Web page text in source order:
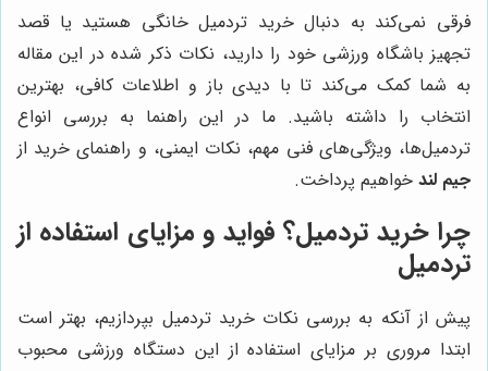
فرقی نمی‌کند به دنبال خرید تردمیل خانگی هستید یا قصد
تجهیز باشگاه ورزشی خود را دارید، نکات ذکر شده در این مقاله
به شما کمک می‌کند تا با دیدی باز و اطلاعات کافی، بهترین
انتخاب را داشته باشید. ما در این راهنما به بررسی انواع
تردمیل‌ها، ویژگی‌های فنی مهم، نکات ایمنی، و راهنمای خرید از
جیم لند خواهیم پرداخت.
چرا خرید تردمیل؟ فواید و مزایای استفاده از
تردمیل
پیش از آنکه به بررسی نکات خرید تردمیل بپردازیم، بهتر است
ابتدا مروری بر مزایای استفاده از این دستگاه ورزشی محبوب